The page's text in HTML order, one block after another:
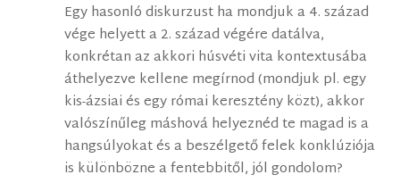
Egy hasonló diskurzust ha mondjuk a 4. század
vége helyett a 2. század végére datálva,
konkrétan az akkori húsvéti vita kontextusába
áthelyezve kellene megírnod (mondjuk pl. egy
kis-ázsiai és egy római keresztény közt), akkor
valószínűleg máshová helyeznéd te magad is a
hangsúlyokat és a beszélgető felek konklúziója
is különbözne a fentebbitől, jól gondolom?